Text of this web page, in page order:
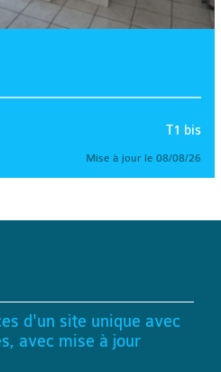
T1 bis
Mise à jour le 08/08/26
d'un site unique avec
avec mise à jour